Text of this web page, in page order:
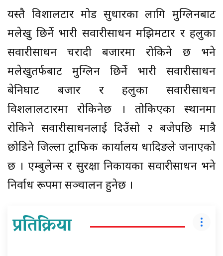
यस्तै विशालटार मोड सुधारका लागि मुग्लिनबाट
मलेखु छिर्ने भारी सवारीसाधन मझिमटार र हलुका
सवारीसाधन चरौंदी बजारमा रोकिने छ भने
मलेखुतर्फबाट मुग्लिन छिर्ने भारी सवारीसाधन
बेनिघाट बजार र हलुका सवारीसाधन
विशलालटारमा रोकिनेछ । तोकिएका स्थानमा
रोकिने सवारीसाधनलाई दिउँसो २ बजेपछि मात्रै
छोडिने जिल्ला ट्राफिक कार्यालय धादिङले जनाएको
छ । एम्बुलेन्स र सुरक्षा निकायका सवारीसाधन भने
निर्वाध रूपमा सञ्चालन हुनेछ ।
प्रतिक्रिया